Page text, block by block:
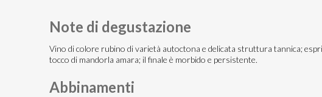
Note di degustazione
Vino di colore rubino di varietà autoctona e delicata struttura tannica;
tocco di mandorla amara; il finale è morbido e persistente.
Abbinamenti